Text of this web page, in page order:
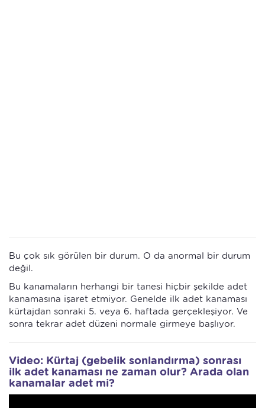
Bu çok sık görülen bir durum. O da anormal bir durum
değil.
Bu kanamaların herhangi bir tanesi hiçbir şekilde adet
kanamasına işaret etmiyor. Genelde ilk adet kanaması
kürtajdan sonraki 5. veya 6. haftada gerçekleşiyor. Ve
sonra tekrar adet düzeni normale girmeye başlıyor.
Video: Kürtaj (gebelik sonlandırma) sonrası
ilk adet kanaması ne zaman olur? Arada olan
kanamalar adet mi?